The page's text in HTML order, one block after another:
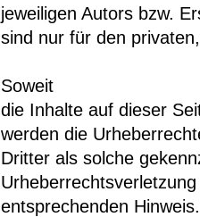
jeweiligen Autors bzw.
sind nur für den
Soweit
die Inhalte auf dieser
werden die
Dritter als solche
entsprechenden